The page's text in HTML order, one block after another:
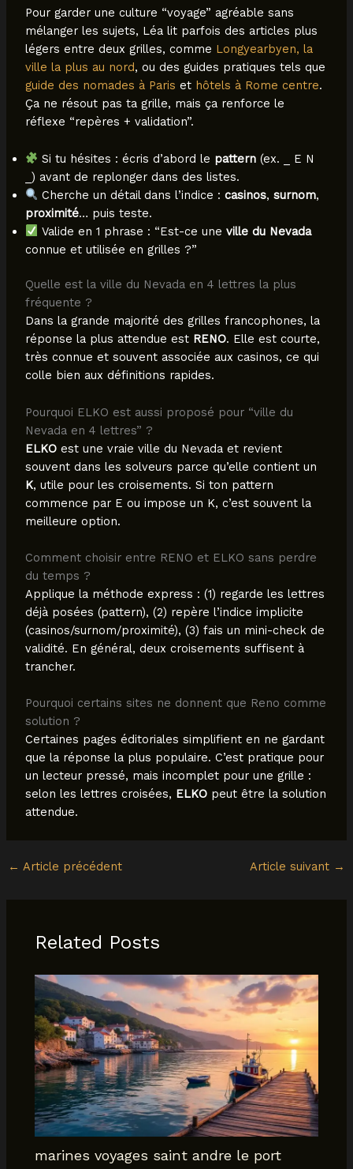
Pour garder une culture “voyage” agréable sans
mélanger les sujets, Léa lit parfois des articles plus
légers entre deux grilles, comme Longyearbyen, la
ville la plus au nord, ou des guides pratiques tels que
guide des nomades à Paris et hôtels à Rome centre.
Ça ne résout pas ta grille, mais ça renforce le
réflexe “repères + validation”.
Si tu hésites : écris d’abord le pattern (ex. _ E N
_) avant de replonger dans des listes.
Cherche un détail dans l’indice :casinos,surnom,
proximité… puis teste.
Valide en 1 phrase : “Est-ce uneville du Nevada
connue et utilisée en grilles ?”
Quelle est la ville du Nevada en 4 lettres la plus
fréquente ?
Dans la grande majorité des grilles francophones, la
réponse la plus attendue est RENO. Elle est courte,
très connue et souvent associée aux casinos, ce qui
colle bien aux définitions rapides.
Pourquoi ELKO est aussi proposé pour “ville du
Nevada en 4 lettres” ?
ELKOest une vraie ville du Nevada et revient
souvent dans les solveurs parce qu’elle contient un
K, utile pour les croisements. Si ton pattern
commence par E ou impose un K, c’est souvent la
meilleure option.
Comment choisir entre RENO et ELKO sans perdre
du temps ?
Applique la méthode express : (1) regarde les lettres
déjà posées (pattern), (2) repère l’indice implicite
(casinos/surnom/proximité), (3) fais un mini-check de
validité. En général, deux croisements suffisent à
trancher.
Pourquoi certains sites ne donnent que Reno comme
solution ?
Certaines pages éditoriales simplifient en ne gardant
que la réponse la plus populaire. C’est pratique pour
un lecteur pressé, mais incomplet pour une grille :
selon les lettres croisées, ELKOpeut être la solution
attendue.
← Article précédent Article suivant →
Related Posts
marines voyages saint andre le port